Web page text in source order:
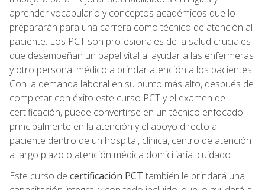
aprender vocabulario y conceptos académicos que lo
prepararán para una carrera como técnico de atención al
paciente. Los PCT son profesionales de la salud cruciales
que desempeñan un papel vital al ayudar a las enfermeras
y otro personal médico a brindar atención a los pacientes.
Con la demanda laboral en su punto más alto, después de
completar con éxito este curso PCT y el examen de
certificación, puede convertirse en un técnico enfocado
principalmente en la atención y el apoyo directo al
paciente dentro de un hospital, clínica, centro de atención
a largo plazo o atención médica domiciliaria. cuidado.
Este curso de certificación PCT también le brindará una